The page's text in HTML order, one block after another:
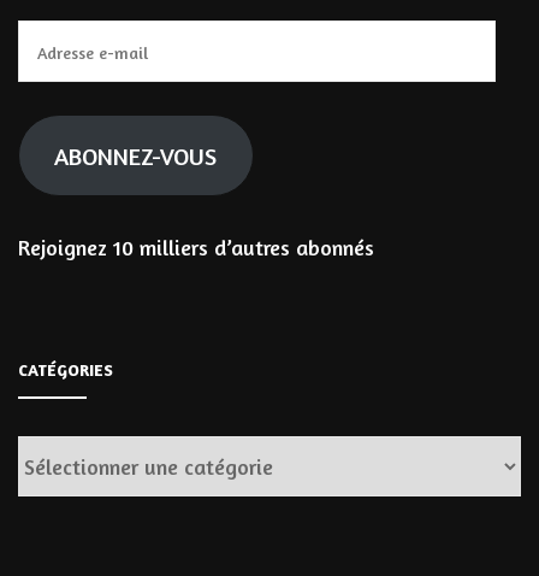
e-
mail
ABONNEZ-VOUS
Rejoignez 10 milliers d’autres abonnés
CATÉGORIES
Catégories